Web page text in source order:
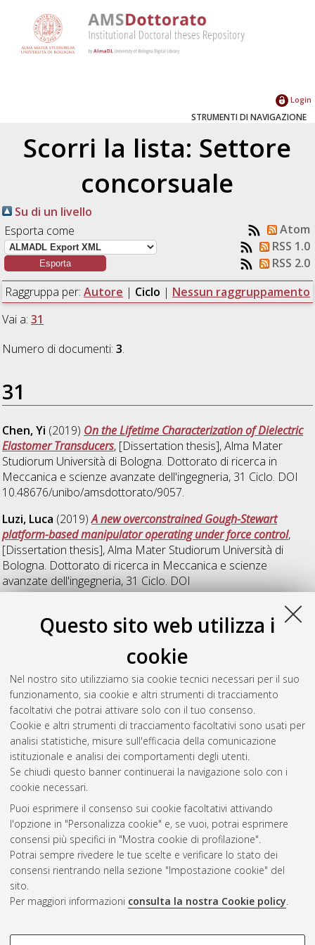
Questo sito web utilizza i
cookie
Nel nostro sito utilizziamo sia cookie tecnici necessari per il suo
funzionamento, sia cookie e altri strumenti di tracciamento
facoltativi che potrai attivare solo con il tuo consenso.
Cookie e altri strumenti di tracciamento facoltativi sono usati per
analisi statistiche, misure sull'efficacia della comunicazione
istituzionale e analisi dei comportamenti degli utenti.
Se chiudi questo banner continuerai la navigazione solo con i
cookie necessari.
Puoi esprimere il consenso sui cookie facoltativi attivando
l'opzione in "Personalizza cookie" e, se vuoi, potrai esprimere
consensi più specifici in "Mostra cookie di profilazione".
Potrai sempre rivedere le tue scelte e verificare lo stato dei
consensi rientrando nella sezione "Impostazione cookie" del
sito.
Per maggiori informazioni consulta la nostra Cookie policy.
COOKIE DI PROFILAZIONE -
Login
STRUMENTI DI NAVIGAZIONE
Scorri la lista: Settore
concorsuale
Su di un livello
Esporta come
Atom
RSS 1.0
RSS 2.0
Raggruppa per: Autore | Ciclo | Nessun raggruppamento
Vai a:31
Numero di documenti:3.
31
Chen, Yi (2019) On the Lifetime Characterization of Dielectric
Elastomer Transducers, [Dissertation thesis], Alma Mater
Studiorum Università di Bologna. Dottorato di ricerca in
Meccanica e scienze avanzate dell'ingegneria, 31 Ciclo. DOI
10.48676/unibo/amsdottorato/9057.
Luzi, Luca (2019)A new overconstrained Gough-Stewart
platform-based manipulator operating under force control,
[Dissertation thesis], Alma Mater Studiorum Università di
Bologna. Dottorato di ricerca in Meccanica e scienze
avanzate dell'ingegneria, 31 Ciclo. DOI
10.6092/unibo/amsdottorato/9025.
Mottola, Giovanni(2019)Dynamically Feasible Trajectories of
Fully-Constrained Cable-Suspended Parallel Robots,
[Dissertation thesis], Alma Mater Studiorum Università di
Bologna. Dottorato di ricerca inMeccanica e scienze
avanzate dell'ingegneria, 31 Ciclo. DOI
10.6092/unibo/amsdottorato/9010.
Questa lista e' stata generata il Wed Aug 5 20:39:39 2026
Atom
Rss 1.0
Rss 2.0
ISSN: 2038-7946
Impostazioni Cookie